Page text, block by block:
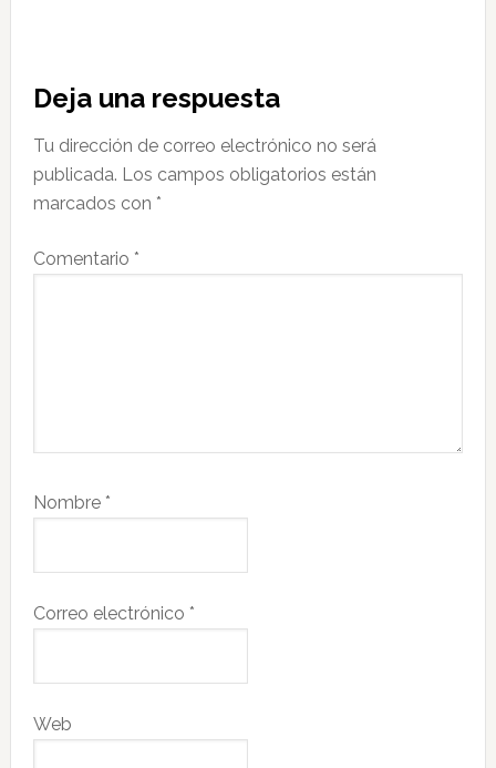
Interacciones
con
los
lectores
Deja una respuesta
Tu dirección de correo electrónico no será
publicada. Los campos obligatorios están
marcados con *
Comentario *
Nombre *
Correo electrónico *
Web